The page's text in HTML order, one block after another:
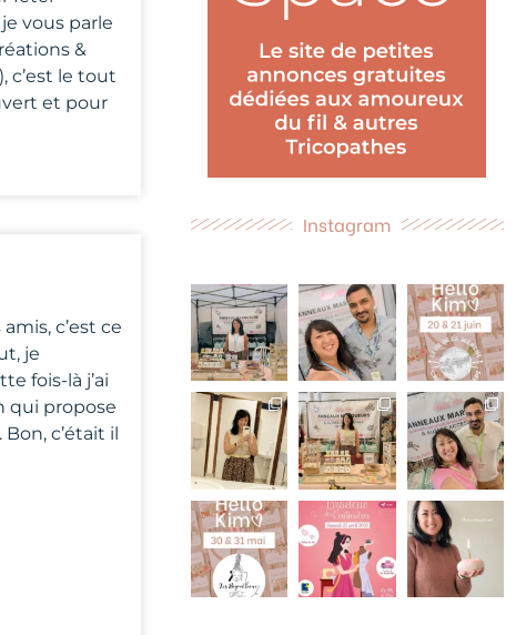
vous parle
&
c’est le tout
et pour
c’est ce
je
fois-là j’ai
qui propose
c’était il
Instagram